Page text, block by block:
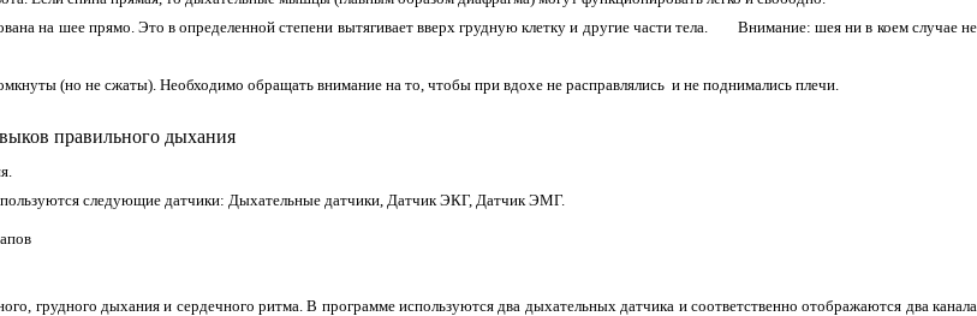
на шее прямо. Это в определенной степени вытягивает вверх грудную клетку и другие части тела.
Внимание: шея ни в коем случае не
(но не сжаты). Необходимо обращать внимание на то, чтобы при вдохе не расправлялись и не поднимались плечи.
правильного дыхания
следующие датчики: Дыхательные датчики, Датчик ЭКГ, Датчик ЭМГ.
грудного дыхания и сердечного ритма.В программе используются два дыхательных датчика и соответственно отображаются два канала